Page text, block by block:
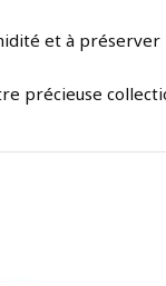
et à préserver
précieuse